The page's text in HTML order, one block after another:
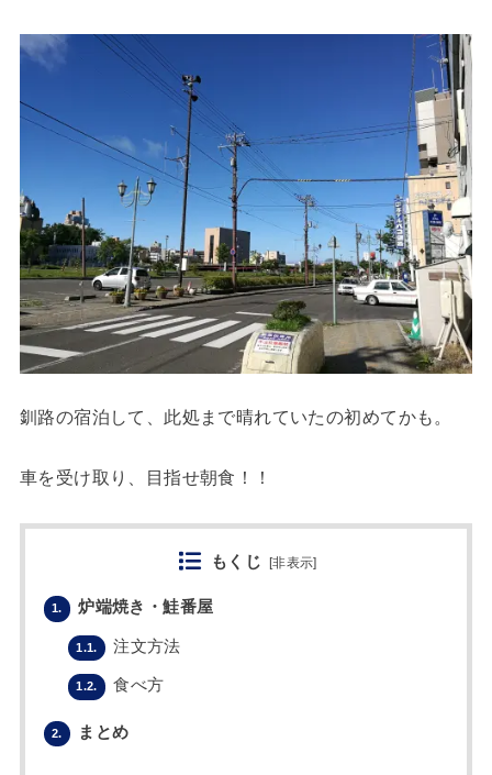
釧路の宿泊して、此処まで晴れていたの初めてかも。
車を受け取り、目指せ朝食！！
もくじ [非表示]
1. 炉端焼き・鮭番屋
1.1. 注文方法
1.2. 食べ方
2. まとめ